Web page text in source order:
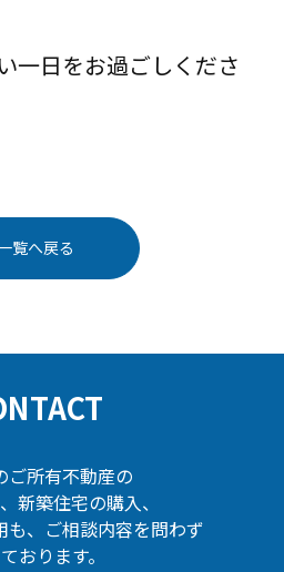
一日をお過ごしくださ
覧へ戻る
ご所有不動産の
新築住宅の購入、
も、ご相談内容を問わず
おります。